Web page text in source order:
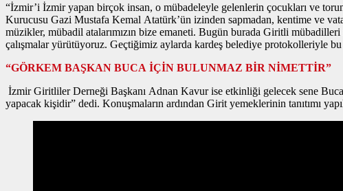
“İzmir’i İzmir yapan birçok insan, o mübadeleyle gelenlerin çocukları ve
Kurucusu Gazi Mustafa Kemal Atatürk’ün izinden sapmadan, kentime ve
müzikler, mübadil atalarımızın bize emaneti. Bugün burada Giritli
çalışmalar yürütüyoruz. Geçtiğimiz aylarda kardeş belediye protokolleriyle
“GÖRKEM BAŞKAN BUCA İÇİN BULUNMAZ BİR NİMETTİR”
İzmir Giritliler Derneği Başkanı Adnan Kavur ise etkinliği gelecek sene
yapacak kişidir” dedi. Konuşmaların ardından Girit yemeklerinin tanıtımı